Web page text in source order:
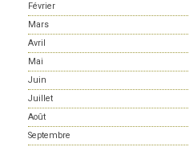
Février
Mars
Avril
Mai
Juin
Juillet
Août
Septembre